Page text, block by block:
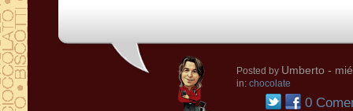
Posted by Umberto -
in: chocolate
0